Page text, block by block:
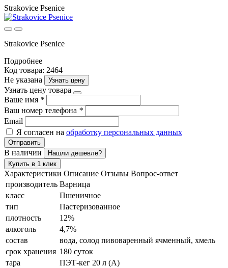
Strakovice Psenice
Strakovice Psenice
Подробнее
Код товара: 2464
Не указана
Узнать цену
Узнать цену товара
Ваше имя *
Ваш номер телефона *
Email
Я согласен на обработку персональных данных
Отправить
В наличии
Нашли дешевле?
Купить в 1 клик
Характеристики Описание Отзывы Вопрос-ответ
производитель Варница
класс
Пшеничное
тип
Пастеризованное
плотность
12%
алкоголь
4,7%
состав
вода, солод пивоваренный ячменный, хмель
срок хранения 180 суток
тара
ПЭТ-кег 20 л (А)